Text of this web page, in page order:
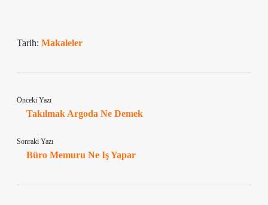
Tarih: Makaleler
Önceki Yazı
Takılmak Argoda Ne Demek
Sonraki Yazı
Büro Memuru Ne Iş Yapar